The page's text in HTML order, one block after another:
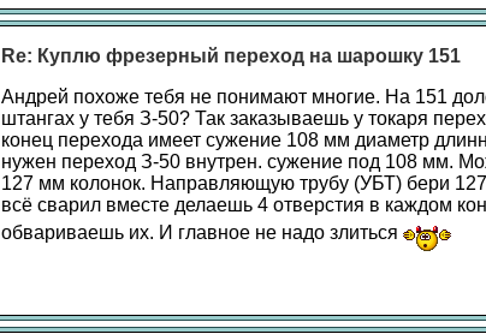
Re: Куплю фрезерный переход на шарошку 151
Андрей похоже тебя не понимают многие. На 151
штангах у тебя З-50? Так заказываешь у токаря
конец перехода имеет сужение 108 мм диаметр
нужен переход З-50 внутрен. сужение под 108 мм.
127 мм колонок. Направляющую трубу (УБТ) бери
всё сварил вместе делаешь 4 отверстия в каждом
обвариваешь их. И главное не надо злиться